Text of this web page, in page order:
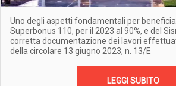
Uno degli aspetti fondamentali per
Superbonus 110, per il 2023 al 90%, e del
corretta documentazione dei lavori
della circolare 13 giugno 2023, n. 13/E
LEGGI SUBITO